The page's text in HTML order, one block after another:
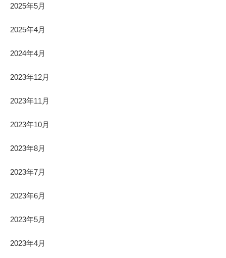
2025年5月
2025年4月
2024年4月
2023年12月
2023年11月
2023年10月
2023年8月
2023年7月
2023年6月
2023年5月
2023年4月